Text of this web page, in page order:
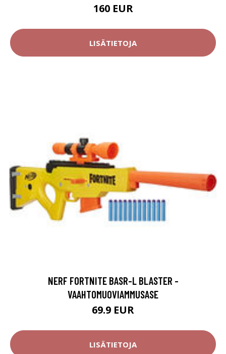
160 EUR
LISÄTIETOJA
NERF FORTNITE BASR-L BLASTER -
VAAHTOMUOVIAMMUSASE
69.9 EUR
LISÄTIETOJA